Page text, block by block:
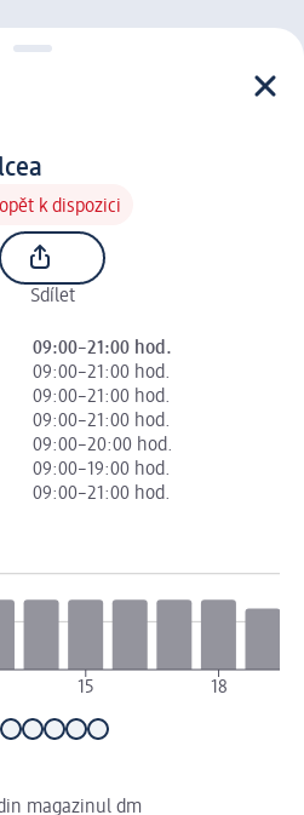
k dispozici
Sdílet
09:00–21:00 hod.
09:00–21:00 hod.
09:00–21:00 hod.
09:00–21:00 hod.
09:00–20:00 hod.
09:00–19:00 hod.
09:00–21:00 hod.
15 18
magazinul dm